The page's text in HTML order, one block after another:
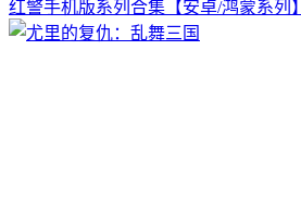
红警手机版系列合集【安卓/鸿蒙系列】